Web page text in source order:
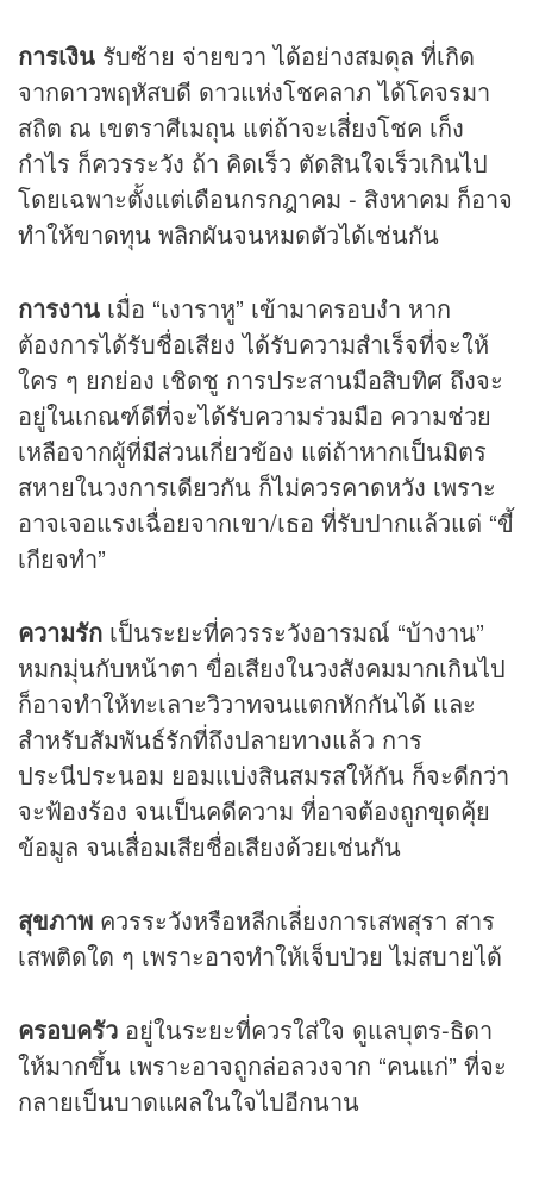
การเงิน รับซ้าย จ่ายขวา ได้อย่างสมดุล ที่เกิด
จากดาวพฤหัสบดี ดาวแห่งโชคลาภ ได้โคจรมา
สถิต ณ เขตราศีเมถุน แต่ถ้าจะเสี่ยงโชค เก็ง
กำไร ก็ควรระวัง ถ้า คิดเร็ว ตัดสินใจเร็วเกินไป
โดยเฉพาะตั้งแต่เดือนกรกฎาคม - สิงหาคม ก็อาจ
ทำให้ขาดทุน พลิกผันจนหมดตัวได้เช่นกัน
การงาน เมื่อ “เงาราหู” เข้ามาครอบงำ หาก
ต้องการได้รับชื่อเสียง ได้รับความสำเร็จที่จะให้
ใคร ๆ ยกย่อง เชิดชู การประสานมือสิบทิศ ถึงจะ
อยู่ในเกณฑ์ดีที่จะได้รับความร่วมมือ ความช่วย
เหลือจากผู้ที่มีส่วนเกี่ยวข้อง แต่ถ้าหากเป็นมิตร
สหายในวงการเดียวกัน ก็ไม่ควรคาดหวัง เพราะ
อาจเจอแรงเฉื่อยจากเขา/เธอ ที่รับปากแล้วแต่ “ขี้
เกียจทำ”
ความรัก เป็นระยะที่ควรระวังอารมณ์ “บ้างาน”
หมกมุ่นกับหน้าตา ขื่อเสียงในวงสังคมมากเกินไป
ก็อาจทำให้ทะเลาะวิวาทจนแตกหักกันได้ และ
สำหรับสัมพันธ์รักที่ถึงปลายทางแล้ว การ
ประนีประนอม ยอมแบ่งสินสมรสให้กัน ก็จะดีกว่า
จะฟ้องร้อง จนเป็นคดีความ ที่อาจต้องถูกขุดคุ้ย
ข้อมูล จนเสื่อมเสียชื่อเสียงด้วยเช่นกัน
สุขภาพ ควรระวังหรือหลีกเลี่ยงการเสพสุรา สาร
เสพติดใด ๆ เพราะอาจทำให้เจ็บป่วย ไม่สบายได้
ครอบครัว อยู่ในระยะที่ควรใส่ใจ ดูแลบุตร-ธิดา
ให้มากขึ้น เพราะอาจถูกล่อลวงจาก “คนแก่” ที่จะ
กลายเป็นบาดแผลในใจไปอีกนาน